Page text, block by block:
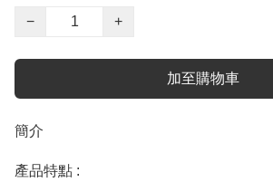
−
+
加至購物車
簡介
產品特點 :